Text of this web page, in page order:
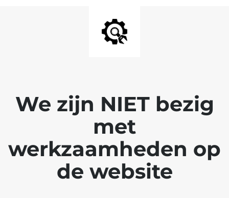
We zijn NIET bezig
met
werkzaamheden op
de website